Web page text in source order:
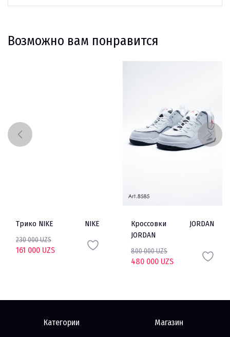
Возможно вам понравится
Трико NIKE NIKE
230 000 UZS
161 000 UZS
Кроссовки
JORDAN
JORDAN
800 000 UZS
480 000 UZS
Категории Магазин